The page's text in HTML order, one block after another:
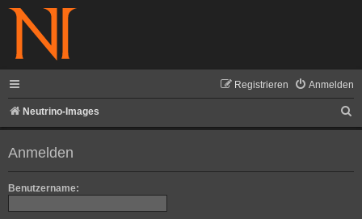
Anmelden
Registrieren
Neutrino-Images
u
Anmelden
Benutzername: